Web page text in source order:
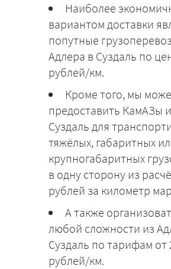
Наиболее
вариантом доставки
попутные
Адлера в Суздаль по
рублей/км.
Кроме того, мы
предоставить КамАЗы
Суздаль для
тяжёлых, габаритных
крупногабаритных
в одну сторону из
рублей за километр
А также
любой сложности из
Суздаль по тарифам от
рублей/км.